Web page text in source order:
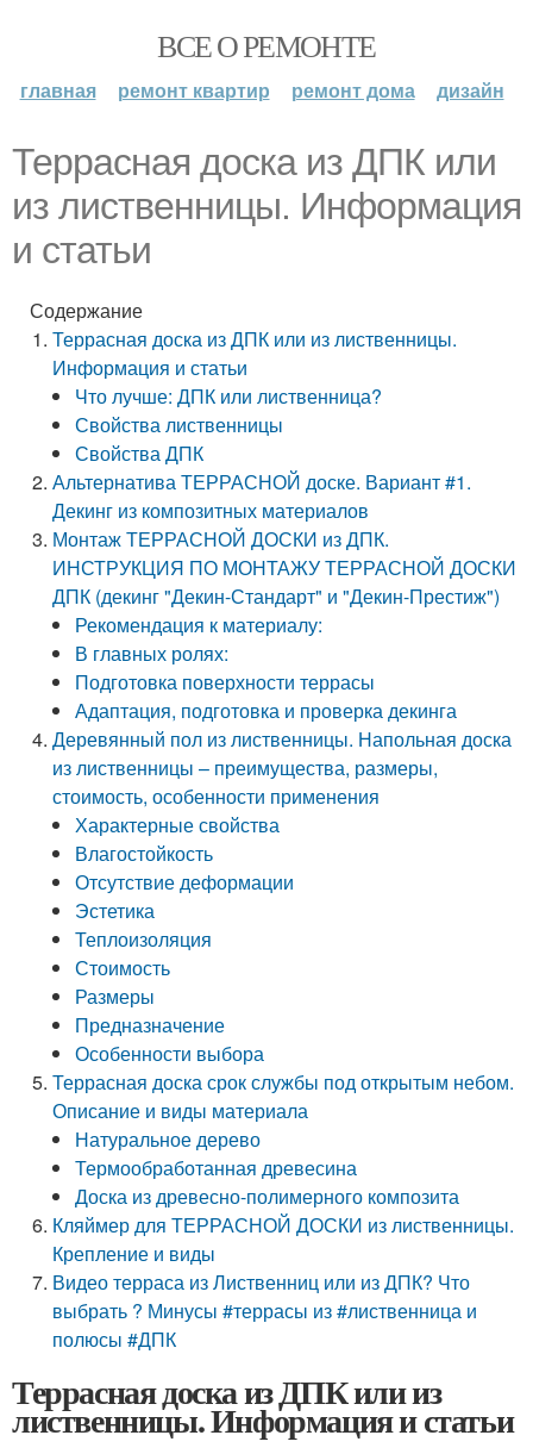
ВСЕ О РЕМОНТЕ
главная ремонт квартир ремонт дома дизайн
Террасная доска из ДПК или
из лиственницы. Информация
и статьи
Содержание
Террасная доска из ДПК или из лиственницы.
Информация и статьи
Что лучше: ДПК или лиственница?
Свойства лиственницы
Свойства ДПК
Альтернатива ТЕРРАСНОЙ доске. Вариант #1.
Декинг из композитных материалов
Монтаж ТЕРРАСНОЙ ДОСКИ из ДПК.
ИНСТРУКЦИЯ ПО МОНТАЖУ ТЕРРАСНОЙ ДОСКИ
ДПК (декинг "Декин-Стандарт" и "Декин-Престиж")
Рекомендация к материалу:
В главных ролях:
Подготовка поверхности террасы
Адаптация, подготовка и проверка декинга
Деревянный пол из лиственницы. Напольная доска
из лиственницы – преимущества, размеры,
стоимость, особенности применения
Характерные свойства
Влагостойкость
Отсутствие деформации
Эстетика
Теплоизоляция
Стоимость
Размеры
Предназначение
Особенности выбора
Террасная доска срок службы под открытым небом.
Описание и виды материала
Натуральное дерево
Термообработанная древесина
Доска из древесно-полимерного композита
Кляймер для ТЕРРАСНОЙ ДОСКИ из лиственницы.
Крепление и виды
Видео терраса из Лиственниц или из ДПК? Что
выбрать ? Минусы #террасы из #лиственница и
полюсы #ДПК
Террасная доска из ДПК или из
лиственницы. Информация и статьи